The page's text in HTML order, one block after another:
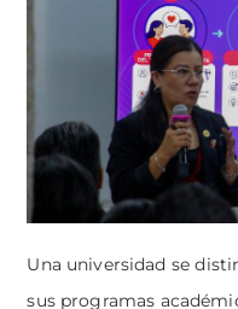
Una universidad se
sus programas